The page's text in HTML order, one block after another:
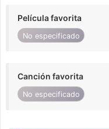
Película favorita
No especificado
Canción favorita
No especificado